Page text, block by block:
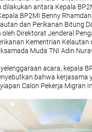
antara Kepala
BP2MI Benny
dan Perikanan Bitung
Direktorat Jenderal
Kementrian Kelautan
Muda TNI Adin
acara, kepala
bahwa kerjasama
Calon Pekerja Migran